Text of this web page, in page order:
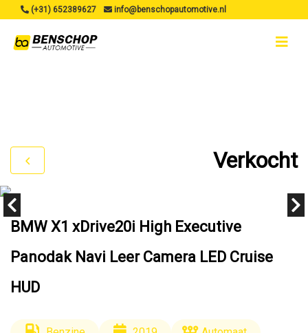
(+31) 652389627 info@benschopautomotive.nl
Verkocht
BMW X1 xDrive20i High Executive
Panodak Navi Leer Camera LED Cruise
HUD